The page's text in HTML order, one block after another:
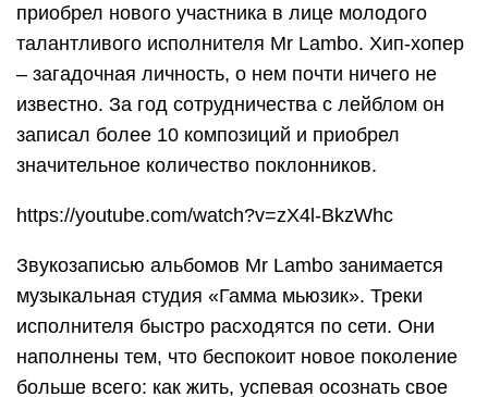
приобрел нового участника в лице молодого
талантливого исполнителя Mr Lambo. Хип-хопер
– загадочная личность, о нем почти ничего не
известно. За год сотрудничества с лейблом он
записал более 10 композиций и приобрел
значительное количество поклонников.
https://youtube.com/watch?v=zX4l-BkzWhc
Звукозаписью альбомов Mr Lambo занимается
музыкальная студия «Гамма мьюзик». Треки
исполнителя быстро расходятся по сети. Они
наполнены тем, что беспокоит новое поколение
больше всего: как жить, успевая осознать свое